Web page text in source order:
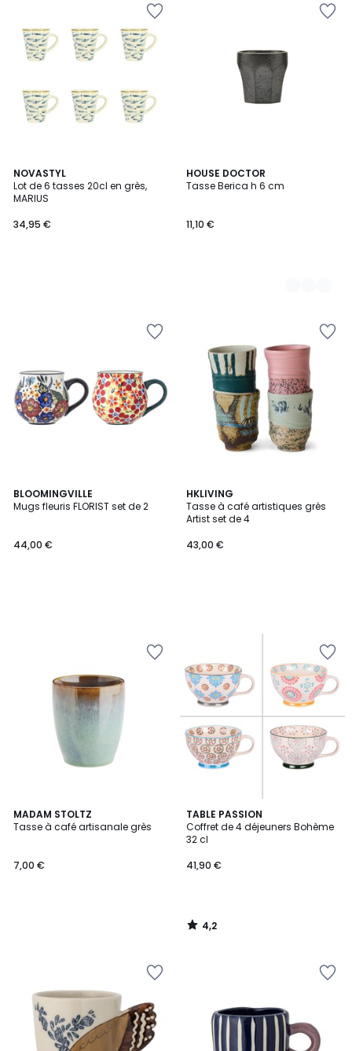
NOVASTYL
Lot de 6 tasses 20cl en grès,
MARIUS
34,95 €
HOUSE DOCTOR
Tasse Berica h 6 cm
11,10 €
2
Couleurs
BLOOMINGVILLE
Mugs fleuris FLORIST set de 2
44,00 €
HKLIVING
Tasse à café artistiques grès
Artist set de 4
43,00 €
MADAM STOLTZ
Tasse à café artisanale grès
7,00 €
TABLE PASSION
Coffret de 4 déjeuners Bohème
32 cl
41,90 €
4,2
/ 5
4,2
/